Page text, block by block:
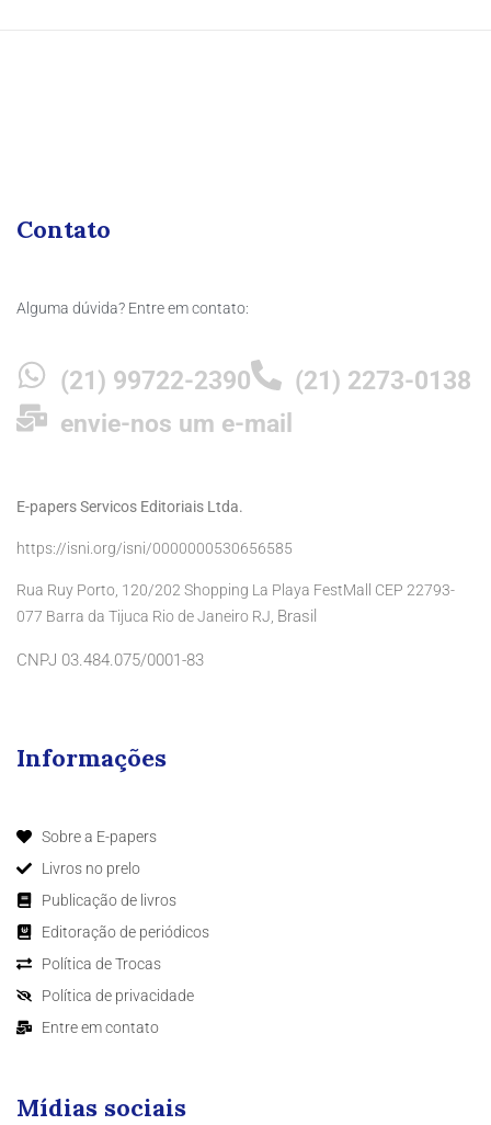
Contato
Alguma dúvida? Entre em contato:
(21) 99722-2390
(21) 2273-0138
envie-nos um e-mail
E-papers Servicos Editoriais Ltda.
https://isni.org/isni/0000000530656585
Rua Ruy Porto, 120/202 Shopping La Playa FestMall CEP 22793-
077 Barra da Tijuca Rio de Janeiro RJ, Brasil
CNPJ 03.484.075/0001-83
Informações
Sobre a E-papers
Livros no prelo
Publicação de livros
Editoração de periódicos
Política de Trocas
Política de privacidade
Entre em contato
Mídias sociais